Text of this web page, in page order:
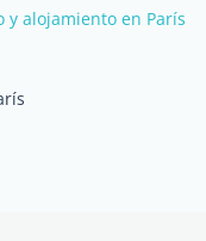
alojamiento en París